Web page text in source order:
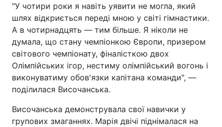
"У чотири роки я навіть уявити не могла, який
шлях відкриється переді мною у світі гімнастики.
А в чотирнадцять — тим більше. Я ніколи не
думала, що стану чемпіонкою Європи, призером
світового чемпіонату, фіналісткою двох
Олімпійських ігор, нестиму олімпійський вогонь і
виконуватиму обов'язки капітана команди", —
поділилася Височанська.
Височанська демонструвала свої навички у
групових змаганнях. Марія двічі піднімалася на